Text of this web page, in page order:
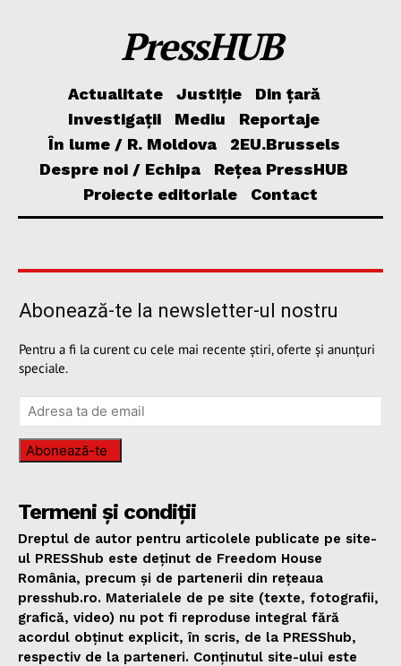
PressHUB
Actualitate Justiție
Din țară
Investigații
Mediu
Reportaje
În lume / R. Moldova
2EU.Brussels
Despre noi / Echipa
Rețea PressHUB
Proiecte editoriale
Contact
Abonează-te la newsletter-ul nostru
Pentru a fi la curent cu cele mai recente știri, oferte și anunțuri
speciale.
Abonează-te
Termeni și condiții
Dreptul de autor pentru articolele publicate pe site-
ul PRESShub este deținut de Freedom House
România, precum și de partenerii din rețeaua
presshub.ro. Materialele de pe site (texte, fotografii,
grafică, video) nu pot fi reproduse integral fără
acordul obținut explicit, în scris, de la PRESShub,
respectiv de la parteneri. Conținutul site-ului este